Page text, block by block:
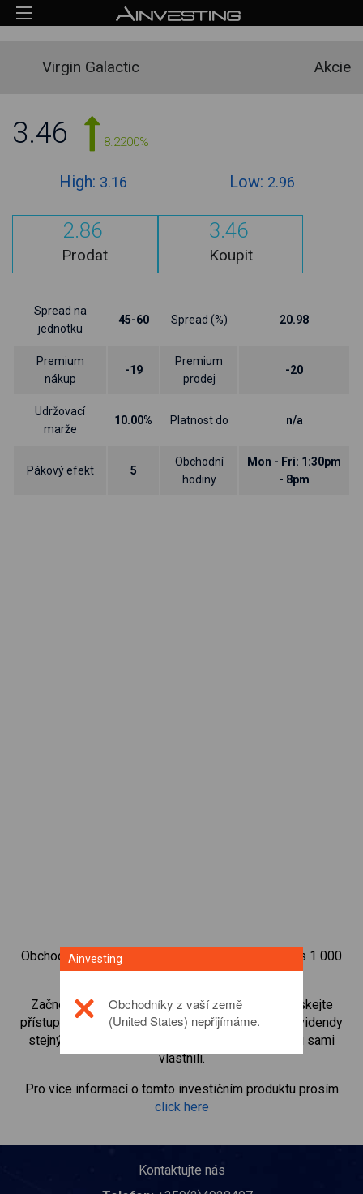
Virgin Galactic Akcie
3.46 8.2200%
High: 3.16 Low: 2.96
2.86
Prodat
3.46
Koupit
Spread na
jednotku
45-60 Spread (%) 20.98
Premium
nákup
-19
Premium
prodej
-20
Udržovací
marže
10.00% Platnost do n/a
Pákový efekt 5
Obchodní
hodiny
Mon - Fri: 1:30pm
- 8pm
Obchodujte na obchodní platformě Ainvesting přes 1 000
mezinárodních akcií.
Začněte obchodovat CFD naVirgin Galactic
. Získejte
přístup ke kurzům v reálném čase a dostávejte dividendy
stejným způsobem, jako kdybyste akcie opravdu sami
vlastnili.
Pro více informací o tomto investičním produktu prosím
click here
Kontaktujte nás
Ainvesting
Obchodníky z vaší země
(United States) nepřijímáme.